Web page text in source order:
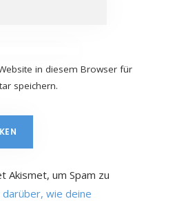
in diesem Browser für
speichern.
Akismet, um Spam zu
wie deine